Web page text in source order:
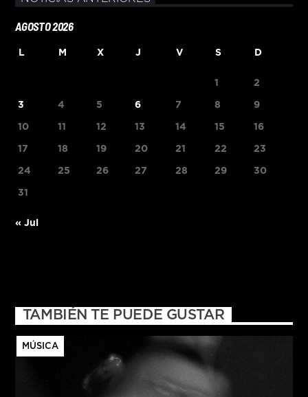
AGOSTO 2026
L M X J V S D
1 2
3 4 5 6 7 8 9
10 11 12 13 14 15 16
17 18 19 20 21 22 23
24 25 26 27 28 29 30
31
« Jul
TAMBIÉN TE PUEDE GUSTAR
MÚSICA